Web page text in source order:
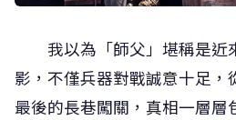
我以為「師父」堪稱是近
影，不僅兵器對戰誠意十足，
最後的長巷闖關，真相一層層